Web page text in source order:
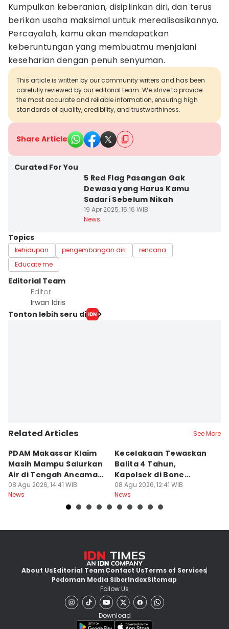
Kumpulkan keberanian, disiplinkan diri, dan terus
berikan usaha maksimal untuk merealisasikannya.
Percayalah, kamu akan mendapatkan
keberuntungan yang membuatmu menjalani
keseharian dengan penuh senyuman.
This article is written by our community writers and has been
carefully reviewed by our editorial team. We strive to provide
the most accurate and reliable information, ensuring high
standards of quality, credibility, and trustworthiness.
Share Article
Curated For You
5 Red Flag Pasangan Gak
Dewasa yang Harus Kamu
Sadari Sebelum Nikah
19 Apr 2025, 15:16 WIB
News
Topics
kehidupan pengembangan diri
rencana
Educate me
Editorial Team
Editor
Irwan Idris
Tonton lebih seru di
Related Articles See More
PDAM Makassar Klaim
Masih Mampu Salurkan
Air di Tengah Ancaman
Kekeringan
08 Agu 2026, 14:41 WIB
News
Kecelakaan Tewaskan
Balita 4 Tahun,
Kapolsek di Bone
Diperiksa Propam
08 Agu 2026, 12:41 WIB
News
About UsEditorial TeamContact UsTerms of Services
Pedoman Media SiberIndexSitemap
Follow Us
Download